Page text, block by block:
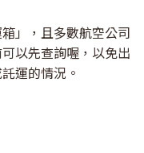
」，且多數航空公司
以先查詢喔，以免出
運的情況。